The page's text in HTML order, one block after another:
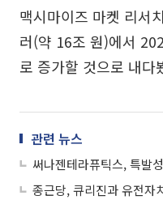
맥시마이즈 마켓 리서
러(약 16조 원)에서
로 증가할 것으로 내다
관련 뉴스
종근당, 큐리진과 유전자